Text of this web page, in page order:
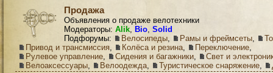
Продажа
Объявления о продаже велотехники
Модераторы: Alik, Bio, Solid
Подфорумы:
Велосипеды, Рамы и фреймсеты,
Привод и трансмиссия, Колёса и резина, Переключение,
Рулевое управление, Сидения и багажники,
Свет и
Велоаксессуары, Велоодежда, Туристическое снаряжение,